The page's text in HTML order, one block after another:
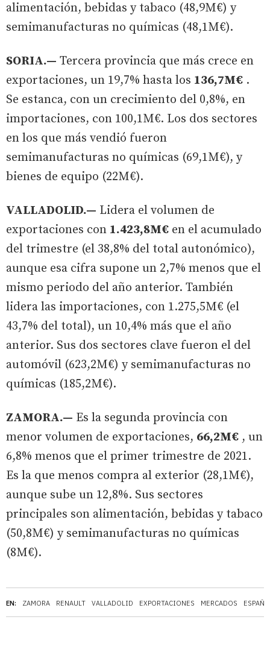
EN: ZAMORA RENAULT VALLADOLID EXPORTACIONES MERCADOS ESPAÑA
alimentación, bebidas y tabaco (48,9M€) y
semimanufacturas no químicas (48,1M€).
SORIA.— Tercera provincia que más crece en
exportaciones, un 19,7% hasta los 136,7M€ .
Se estanca, con un crecimiento del 0,8%, en
importaciones, con 100,1M€. Los dos sectores
en los que más vendió fueron
semimanufacturas no químicas (69,1M€), y
bienes de equipo (22M€).
VALLADOLID.— Lidera el volumen de
exportaciones con 1.423,8M€ en el acumulado
del trimestre (el 38,8% del total autonómico),
aunque esa cifra supone un 2,7% menos que el
mismo periodo del año anterior. También
lidera las importaciones, con 1.275,5M€ (el
43,7% del total), un 10,4% más que el año
anterior. Sus dos sectores clave fueron el del
automóvil (623,2M€) y semimanufacturas no
químicas (185,2M€).
ZAMORA.— Es la segunda provincia con
menor volumen de exportaciones, 66,2M€ , un
6,8% menos que el primer trimestre de 2021.
Es la que menos compra al exterior (28,1M€),
aunque sube un 12,8%. Sus sectores
principales son alimentación, bebidas y tabaco
(50,8M€) y semimanufacturas no químicas
(8M€).